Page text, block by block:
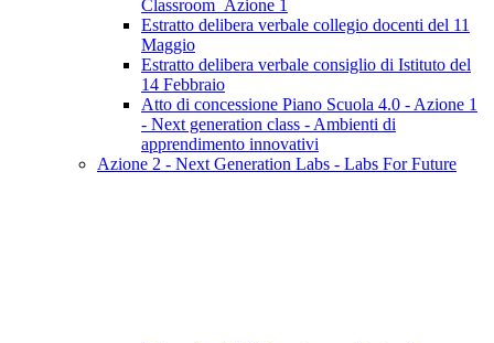
Classroom_Azione 1
Estratto delibera verbale collegio docenti del 11
Maggio
Estratto delibera verbale consiglio di Istituto del
14 Febbraio
Atto di concessione Piano Scuola 4.0 - Azione 1
- Next generation class - Ambienti di
apprendimento innovativi
Azione 2 - Next Generation Labs - Labs For Future